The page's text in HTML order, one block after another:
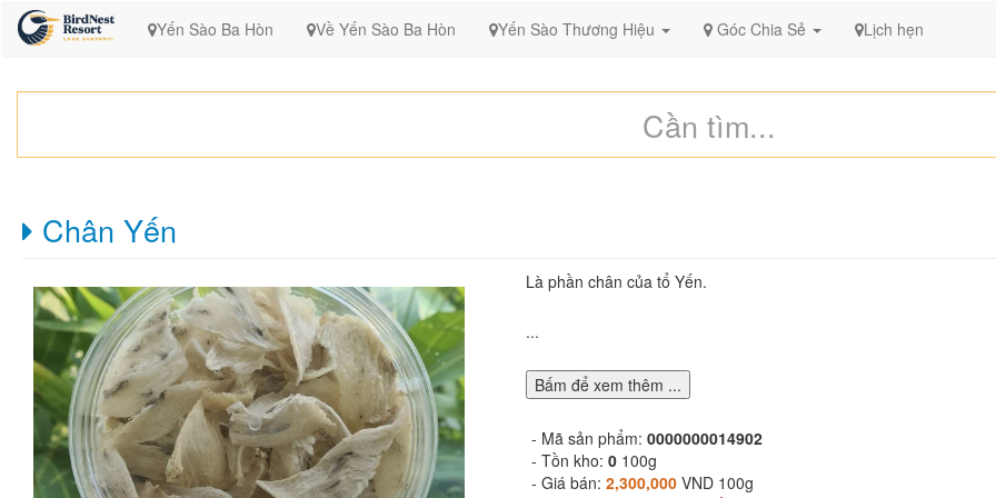
Yến Sào Ba Hòn Về Yến Sào Ba Hòn Yến Sào Thương Hiệu Góc Chia Sẻ Lịch hẹn
Chân Yến
Là phần chân của tổ Yến.
...
Bấm để xem thêm ...
- Mã sản phẩm: 0000000014902
- Tồn kho: 0 100g
- Giá bán: 2,300,000 VND 100g